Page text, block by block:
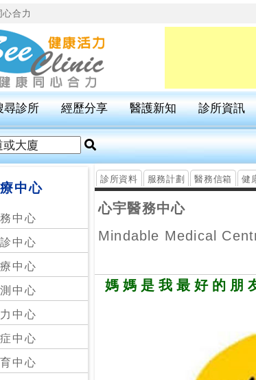
合力
尋診所 經歷分享 醫護新知 診所資訊
中心
中心
中心
中心
中心
中心
中心
中心
診所資料 服務計劃 醫務信箱 健
心宇醫務中心
Mindable Medical
媽媽是我最好的朋